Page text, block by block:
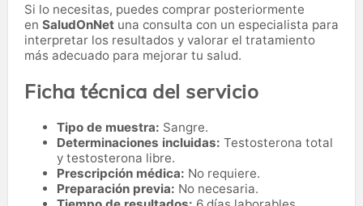
Si lo necesitas, puedes comprar posteriormente
en SaludOnNet una consulta con un especialista para
interpretar los resultados y valorar el tratamiento
más adecuado para mejorar tu salud.
Ficha técnica del servicio
Tipo de muestra: Sangre.
Determinaciones incluidas: Testosterona total
y testosterona libre.
Prescripción médica: No requiere.
Preparación previa: No necesaria.